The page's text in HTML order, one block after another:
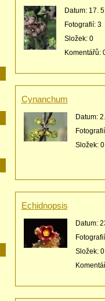
Datum: 17.
Fotografií: 3
Složek: 0
Komentářů:
Cynanchum
Datum:
Složek: 0
Echidnopsis
Datum:
Složek: 0